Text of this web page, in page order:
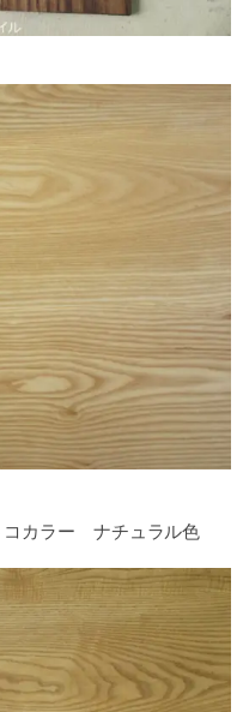
カラー ナチュラル色